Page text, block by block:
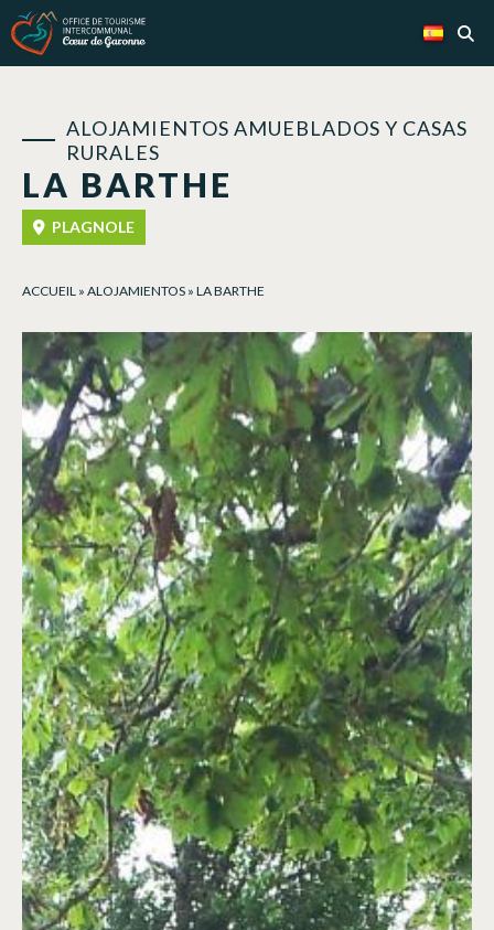
LA BARTHE
ALOJAMIENTOS AMUEBLADOS Y CASAS
RURALES
PLAGNOLE
ACCUEIL » ALOJAMIENTOS » LA BARTHE
Panel de gestión de cookies